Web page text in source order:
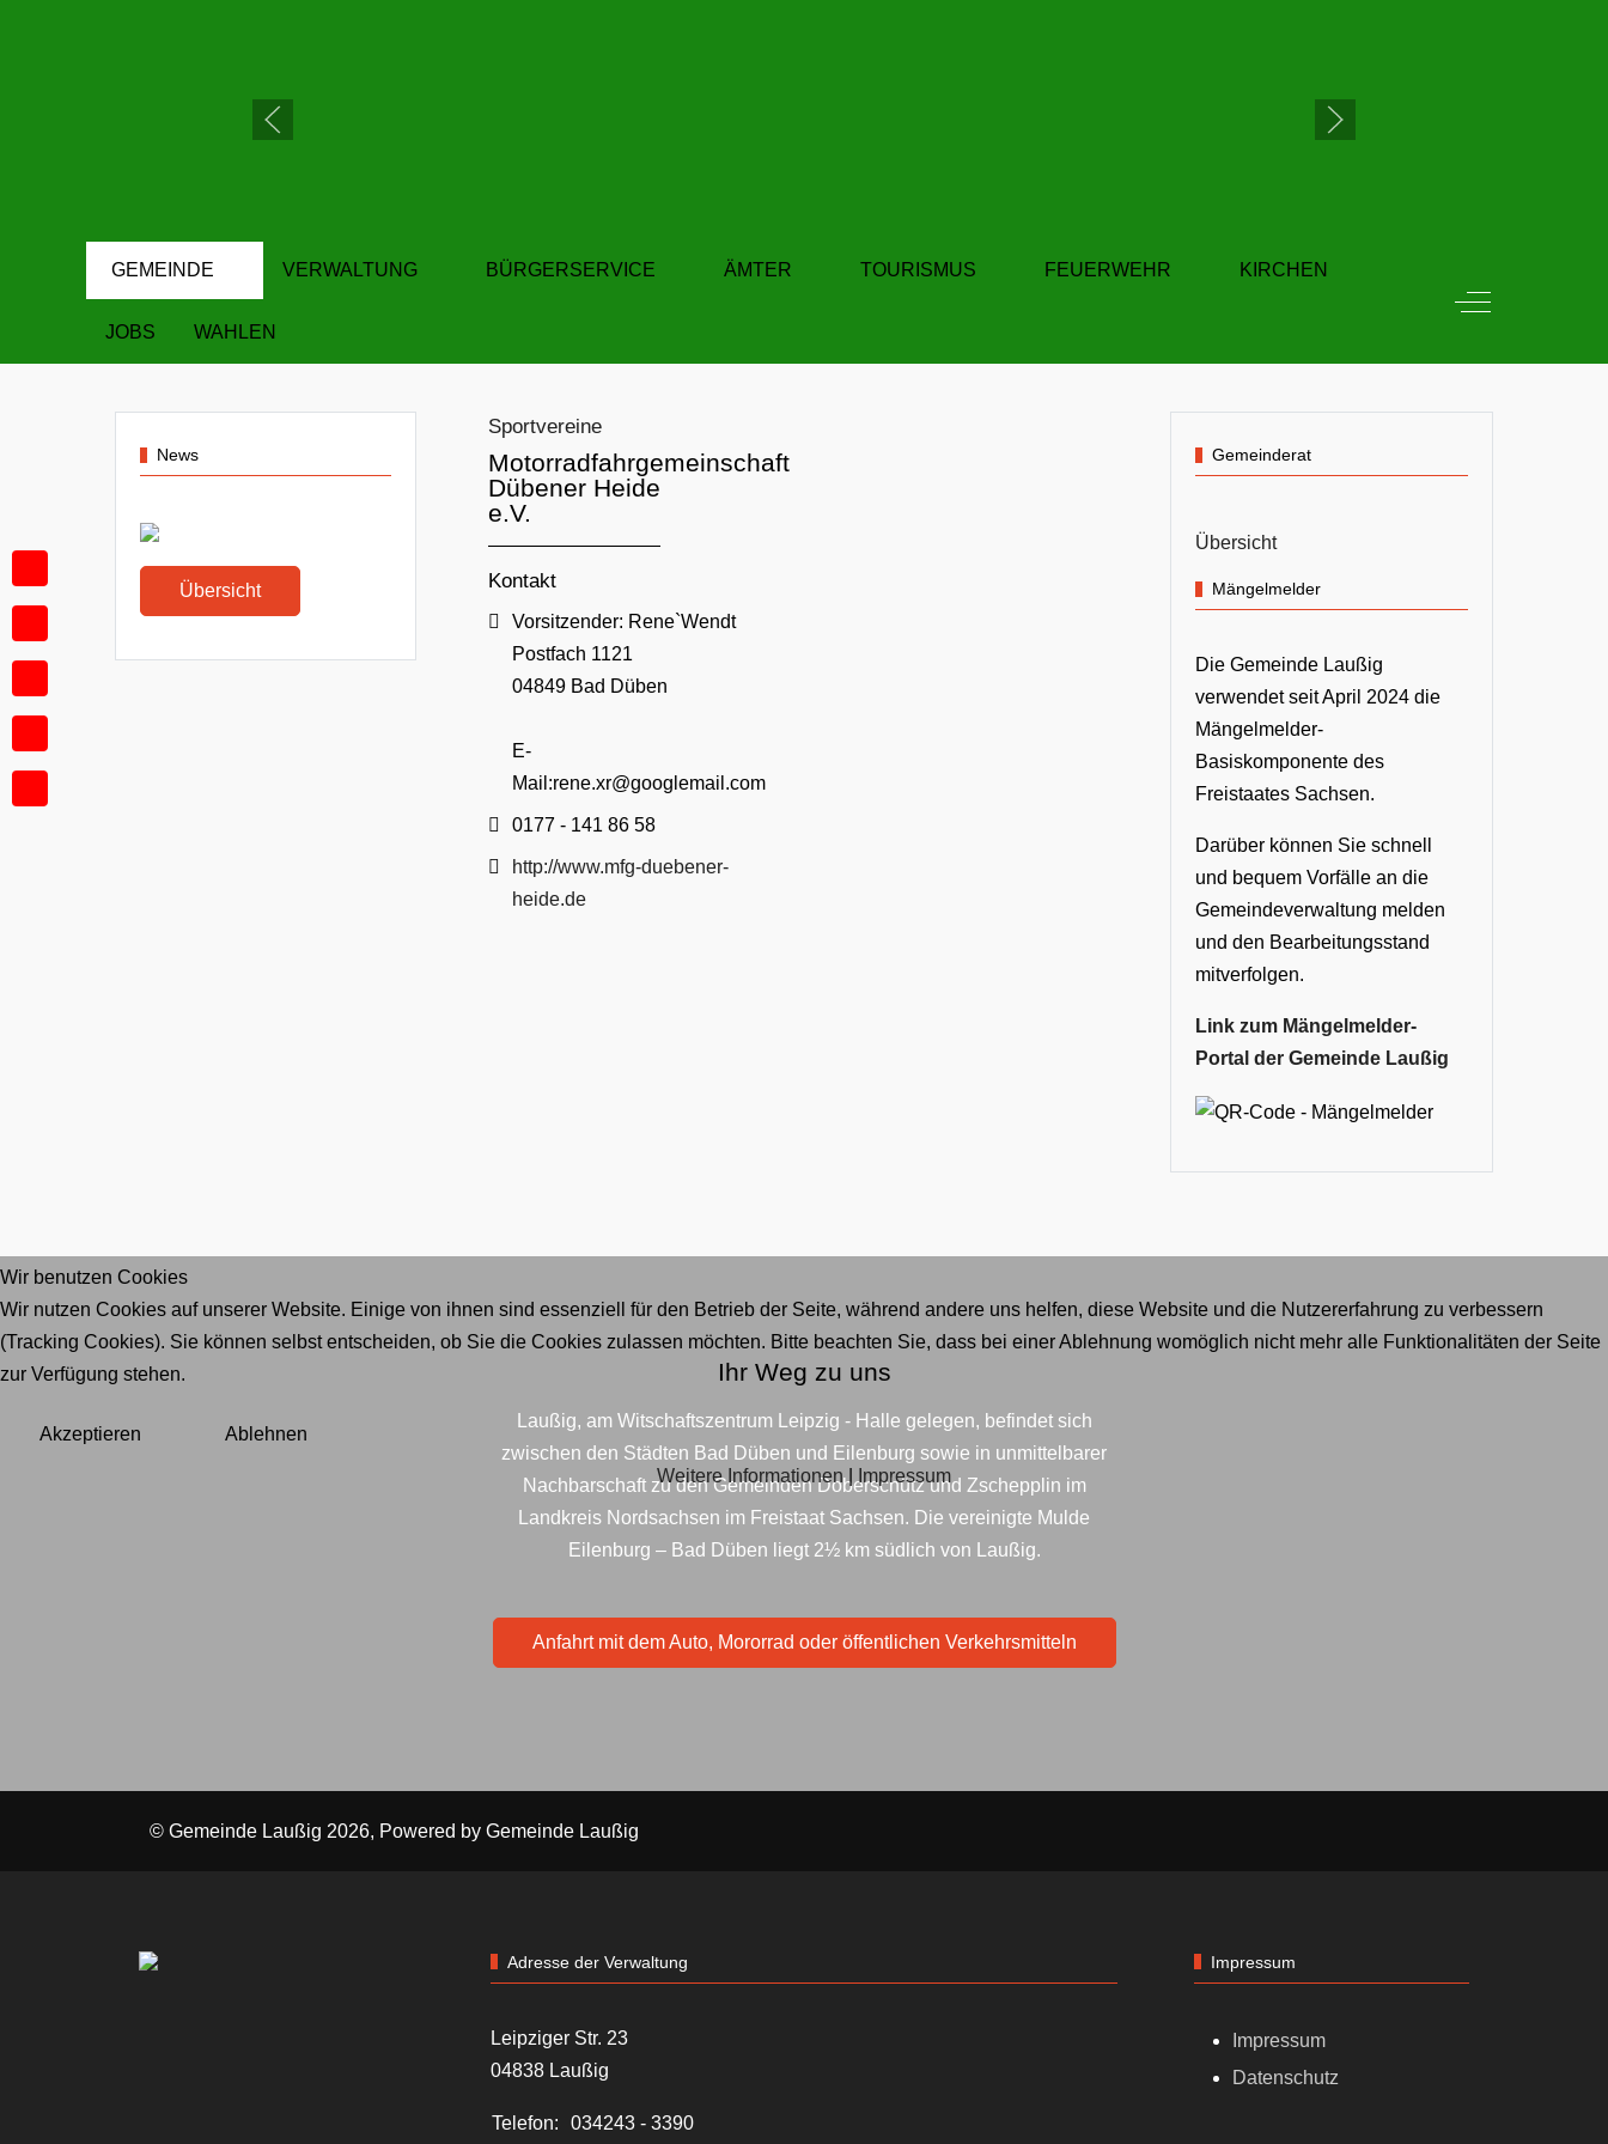
GEMEINDE VERWALTUNG BÜRGERSERVICE ÄMTER TOURISMUS FEUERWEHR KIRCHEN
JOBS WAHLEN
Off-Canvas
News
Übersicht
Sportvereine
Motorradfahrgemeinschaft
Dübener Heide
e.V.
Kontakt
Adresse:
Vorsitzender: Rene`Wendt
Postfach 1121
04849 Bad Düben
E-
Mail:rene.xr@googlemail.com
Mobil:
0177 - 141 86 58
Website:
http://www.mfg-duebener-
heide.de
Gemeinderat
Übersicht
Mängelmelder
Die Gemeinde Laußig
verwendet seit April 2024 die
Mängelmelder-
Basiskomponente des
Freistaates Sachsen.
Darüber können Sie schnell
und bequem Vorfälle an die
Gemeindeverwaltung melden
und den Bearbeitungsstand
mitverfolgen.
Link zum Mängelmelder-
Portal der Gemeinde Laußig
Ihr Weg zu uns
Laußig, am Witschaftszentrum Leipzig - Halle gelegen, befindet sich
zwischen den Städten Bad Düben und Eilenburg sowie in unmittelbarer
Nachbarschaft zu den Gemeinden Doberschütz und Zschepplin im
Landkreis Nordsachsen im Freistaat Sachsen. Die vereinigte Mulde
Eilenburg – Bad Düben liegt 2½ km südlich von Laußig.
Anfahrt mit dem Auto, Mororrad oder öffentlichen Verkehrsmitteln
© Gemeinde Laußig 2026, Powered by Gemeinde Laußig
Adresse der Verwaltung
Leipziger Str. 23
04838 Laußig
Telefon:
034243 - 3390
Impressum
Impressum
Datenschutz
Wir benutzen Cookies
Wir nutzen Cookies auf unserer Website. Einige von ihnen sind essenziell für den Betrieb der Seite, während andere uns helfen, diese Website und die Nutzererfahrung zu verbessern
(Tracking Cookies). Sie können selbst entscheiden, ob Sie die Cookies zulassen möchten. Bitte beachten Sie, dass bei einer Ablehnung womöglich nicht mehr alle Funktionalitäten der Seite
zur Verfügung stehen.
Akzeptieren Ablehnen
Weitere Informationen| Impressum